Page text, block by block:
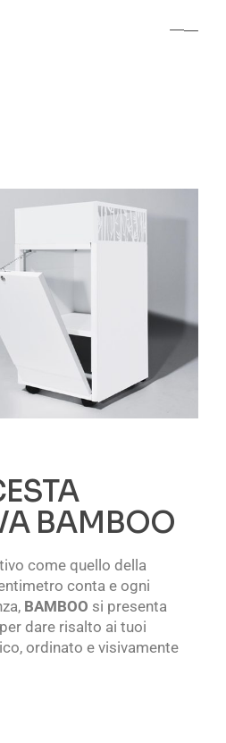
BAMBOO
come quello della
conta e ogni
BAMBOO si presenta
dare risalto ai tuoi
ordinato e visivamente